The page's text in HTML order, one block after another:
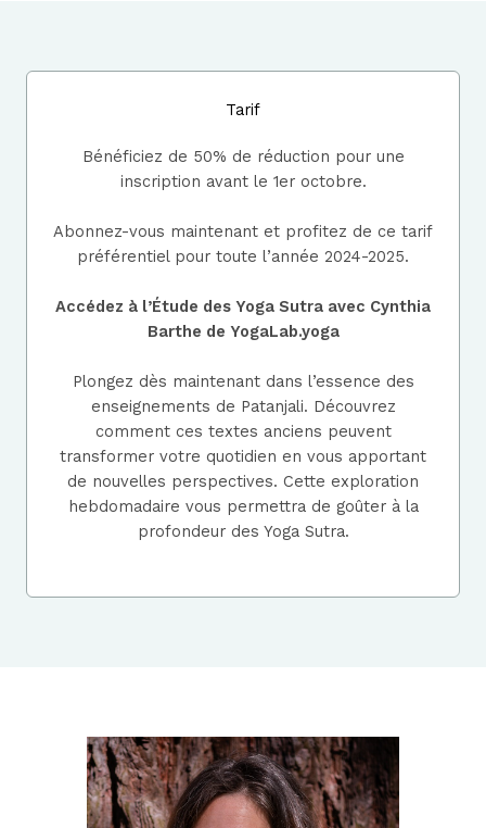
Tarif
Bénéficiez de 50% de réduction pour une
inscription avant le 1er octobre.
Abonnez-vous maintenant et profitez de ce tarif
préférentiel pour toute l’année 2024-2025.
Accédez à l’Étude des Yoga Sutra avec Cynthia
Barthe de YogaLab.yoga
Plongez dès maintenant dans l’essence des
enseignements de Patanjali. Découvrez
comment ces textes anciens peuvent
transformer votre quotidien en vous apportant
de nouvelles perspectives. Cette exploration
hebdomadaire vous permettra de goûter à la
profondeur des Yoga Sutra.